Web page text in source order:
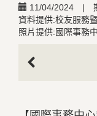
11/04/2024 |
資料提供:校友服務
照片提供:國際事務